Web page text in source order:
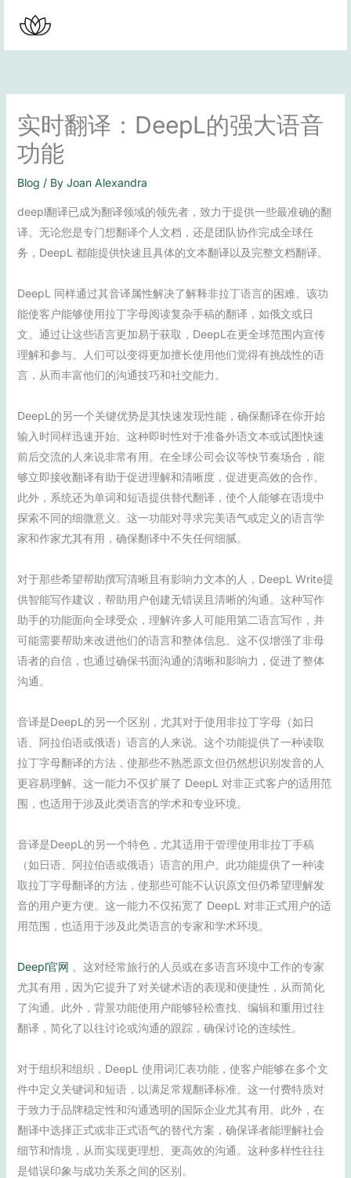
content
实时翻译：DeepL的强大语音
功能
Blog / By Joan Alexandra
deepl翻译已成为翻译领域的领先者，致力于提供一些最准确的翻
译。无论您是专门想翻译个人文档，还是团队协作完成全球任
务，DeepL 都能提供快速且具体的文本翻译以及完整文档翻译。
DeepL 同样通过其音译属性解决了解释非拉丁语言的困难。该功
能使客户能够使用拉丁字母阅读复杂手稿的翻译，如俄文或日
文。通过让这些语言更加易于获取，DeepL在更全球范围内宣传
理解和参与。人们可以变得更加擅长使用他们觉得有挑战性的语
言，从而丰富他们的沟通技巧和社交能力。
DeepL的另一个关键优势是其快速发现性能，确保翻译在你开始
输入时同样迅速开始。这种即时性对于准备外语文本或试图快速
前后交流的人来说非常有用。在全球公司会议等快节奏场合，能
够立即接收翻译有助于促进理解和清晰度，促进更高效的合作。
此外，系统还为单词和短语提供替代翻译，使个人能够在语境中
探索不同的细微意义。这一功能对寻求完美语气或定义的语言学
家和作家尤其有用，确保翻译中不失任何细腻。
对于那些希望帮助撰写清晰且有影响力文本的人，DeepL Write提
供智能写作建议，帮助用户创建无错误且清晰的沟通。这种写作
助手的功能面向全球受众，理解许多人可能用第二语言写作，并
可能需要帮助来改进他们的语言和整体信息。这不仅增强了非母
语者的自信，也通过确保书面沟通的清晰和影响力，促进了整体
沟通。
音译是DeepL的另一个区别，尤其对于使用非拉丁字母（如日
语、阿拉伯语或俄语）语言的人来说。这个功能提供了一种读取
拉丁字母翻译的方法，使那些不熟悉原文但仍然想识别发音的人
更容易理解。这一能力不仅扩展了 DeepL 对非正式客户的适用范
围，也适用于涉及此类语言的学术和专业环境。
音译是DeepL的另一个特色，尤其适用于管理使用非拉丁手稿
（如日语、阿拉伯语或俄语）语言的用户。此功能提供了一种读
取拉丁字母翻译的方法，使那些可能不认识原文但仍希望理解发
音的用户更方便。这一能力不仅拓宽了 DeepL 对非正式用户的适
用范围，也适用于涉及此类语言的专家和学术环境。
Deepl官网 。这对经常旅行的人员或在多语言环境中工作的专家
尤其有用，因为它提升了对关键术语的表现和便捷性，从而简化
了沟通。此外，背景功能使用户能够轻松查找、编辑和重用过往
翻译，简化了以往讨论或沟通的跟踪，确保讨论的连续性。
对于组织和组织，DeepL 使用词汇表功能，使客户能够在多个文
件中定义关键词和短语，以满足常规翻译标准。这一付费特质对
于致力于品牌稳定性和沟通透明的国际企业尤其有用。此外，在
翻译中选择正式或非正式语气的替代方案，确保译者能理解社会
细节和情境，从而实现更理想、更高效的沟通。这种多样性往往
是错误印象与成功关系之间的区别。